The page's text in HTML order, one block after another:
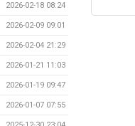
2026-02-18 08:24
2026-02-09 09:01
2026-02-04 21:29
2026-01-21 11:03
2026-01-19 09:47
2026-01-07 07:55